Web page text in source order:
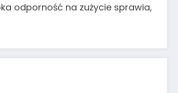
odporność na zużycie sprawia,